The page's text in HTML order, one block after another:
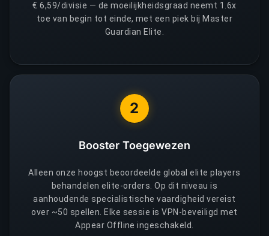
€ 6,59/divisie — de moeilijkheidsgraad neemt 1.6x
toe van begin tot einde, met een piek bij Master
Guardian Elite.
2
Booster Toegewezen
Alleen onze hoogst beoordeelde global elite players
behandelen elite-orders. Op dit niveau is
aanhoudende specialistische vaardigheid vereist
over ~50 spellen. Elke sessie is VPN-beveiligd met
Appear Offline ingeschakeld.